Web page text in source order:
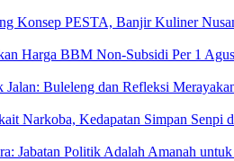
Konsep PESTA, Banjir Kuliner
Harga BBM Non-Subsidi Per 1
Jalan: Buleleng dan Refleksi
Narkoba, Kedapatan Simpan Senpi
Jabatan Politik Adalah Amanah